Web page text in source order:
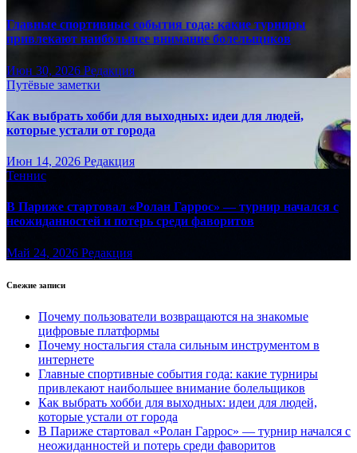
Главные спортивные события года: какие турниры
привлекают наибольшее внимание болельщиков
Июн 30, 2026 Редакция
Путёвые заметки
Как выбрать хобби для выходных: идеи для людей,
которые устали от города
Июн 14, 2026 Редакция
Теннис
В Париже стартовал «Ролан Гаррос» — турнир начался с
неожиданностей и потерь среди фаворитов
Май 24, 2026 Редакция
Свежие записи
Почему пользователи возвращаются на знакомые
цифровые платформы
Почему ностальгия стала сильным инструментом в
интернете
Главные спортивные события года: какие турниры
привлекают наибольшее внимание болельщиков
Как выбрать хобби для выходных: идеи для людей,
которые устали от города
В Париже стартовал «Ролан Гаррос» — турнир начался с
неожиданностей и потерь среди фаворитов